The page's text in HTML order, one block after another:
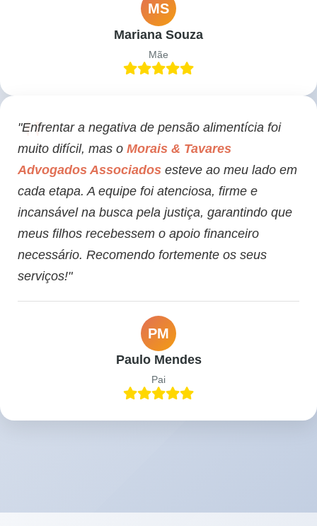
MS
Mariana Souza
Mãe
"Enfrentar a negativa de pensão alimentícia foi
muito difícil, mas o Morais & Tavares
Advogados Associados esteve ao meu lado em
cada etapa. A equipe foi atenciosa, firme e
incansável na busca pela justiça, garantindo que
meus filhos recebessem o apoio financeiro
necessário. Recomendo fortemente os seus
serviços!"
PM
Paulo Mendes
Pai